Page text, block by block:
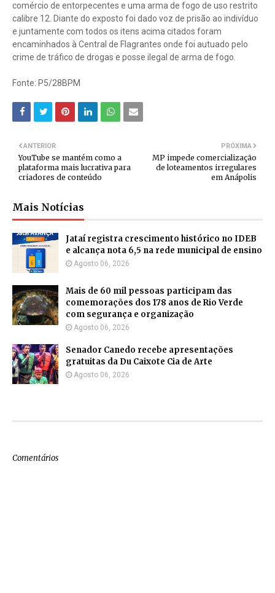
comércio de entorpecentes e uma arma de fogo de uso restrito
calibre 12. Diante do exposto foi dado voz de prisão ao indivíduo
e juntamente com todos os itens acima citados foram
encaminhados à Central de Flagrantes onde foi autuado pelo
crime de tráfico de drogas e posse ilegal de arma de fogo.
Fonte: P5/28BPM
PRÓXIMA
MP impede comercialização
de loteamentos irregulares
em Anápolis
ANTERIOR
YouTube se mantém como a
plataforma mais lucrativa para
criadores de conteúdo
Mais Notícias
Jataí registra crescimento histórico no IDEB
e alcança nota 6,5 na rede municipal de ensino
Agosto 06, 2026
Mais de 60 mil pessoas participam das
comemorações dos 178 anos de Rio Verde
com segurança e organização
Agosto 06, 2026
Senador Canedo recebe apresentações
gratuitas da Du Caixote Cia de Arte
Agosto 06, 2026
Comentários